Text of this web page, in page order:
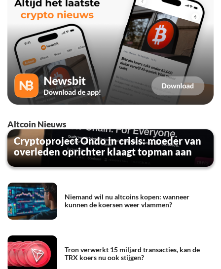
Altcoin Nieuws
Cryptoproject Ondo in crisis: moeder van
overleden oprichter klaagt topman aan
Niemand wil nu altcoins kopen: wanneer
kunnen de koersen weer vlammen?
Tron verwerkt 15 miljard transacties, kan de
TRX koers nu ook stijgen?